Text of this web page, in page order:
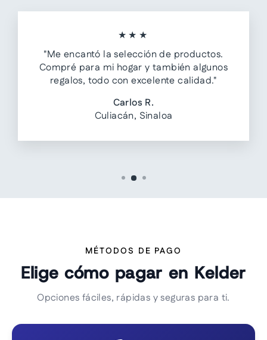
★★★
"Me encantó la selección de productos.
Compré para mi hogar y también algunos
regalos, todo con excelente calidad."
Carlos R.
Culiacán, Sinaloa
MÉTODOS DE PAGO
Elige cómo pagar en Kelder
Opciones fáciles, rápidas y seguras para ti.